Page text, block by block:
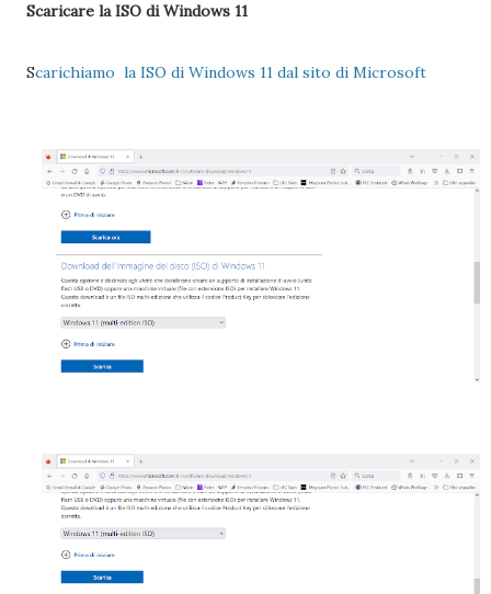
Scaricare la ISO di Windows 11
Scarichiamo la ISO di Windows 11 dal sito di Microsoft